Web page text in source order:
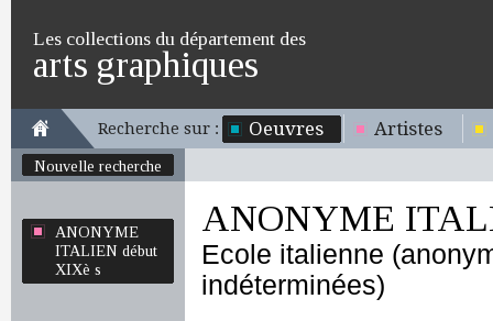
Les collections du département des
arts graphiques
Recherche sur : Oeuvres Artistes
Nouvelle recherche
ANONYME
ITALIEN début
XIXè s
ANONYME
Ecole italienne
indéterminées)